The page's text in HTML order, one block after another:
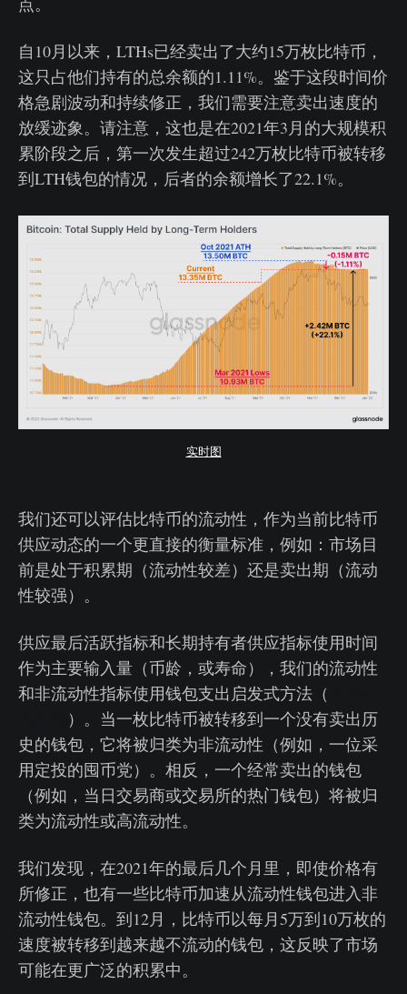
自10月以来，LTHs已经卖出了大约15万枚比特币，
这只占他们持有的总余额的1.11%。鉴于这段时间价
格急剧波动和持续修正，我们需要注意卖出速度的
放缓迹象。请注意，这也是在2021年3月的大规模积
累阶段之后，第一次发生超过242万枚比特币被转移
到LTH钱包的情况，后者的余额增长了22.1%。
实时图
我们还可以评估比特币的流动性，作为当前比特币
供应动态的一个更直接的衡量标准，例如：市场目
前是处于积累期（流动性较差）还是卖出期（流动
性较强）。
供应最后活跃指标和长期持有者供应指标使用时间
作为主要输入量（币龄，或寿命），我们的流动性
和非流动性指标使用钱包支出启发式方法（
）。当一枚比特币被转移到一个没有卖出历
史的钱包，它将被归类为非流动性（例如，一位采
用定投的囤币党）。相反，一个经常卖出的钱包
（例如，当日交易商或交易所的热门钱包）将被归
类为流动性或高流动性。
我们发现，在2021年的最后几个月里，即使价格有
所修正，也有一些比特币加速从流动性钱包进入非
流动性钱包。到12月，比特币以每月5万到10万枚的
速度被转移到越来越不流动的钱包，这反映了市场
可能在更广泛的积累中。